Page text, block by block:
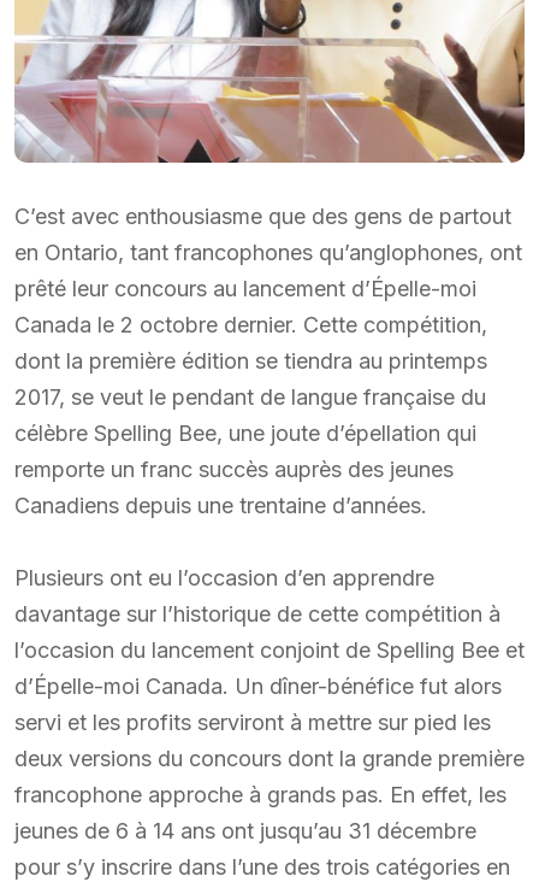
C’est avec enthousiasme que des gens de partout
en Ontario, tant francophones qu’anglophones, ont
prêté leur concours au lancement d’Épelle-moi
Canada le 2 octobre dernier. Cette compétition,
dont la première édition se tiendra au printemps
2017, se veut le pendant de langue française du
célèbre Spelling Bee, une joute d’épellation qui
remporte un franc succès auprès des jeunes
Canadiens depuis une trentaine d’années.
Plusieurs ont eu l’occasion d’en apprendre
davantage sur l’historique de cette compétition à
l’occasion du lancement conjoint de Spelling Bee et
d’Épelle-moi Canada. Un dîner-bénéfice fut alors
servi et les profits serviront à mettre sur pied les
deux versions du concours dont la grande première
francophone approche à grands pas. En effet, les
jeunes de 6 à 14 ans ont jusqu’au 31 décembre
pour s’y inscrire dans l’une des trois catégories en